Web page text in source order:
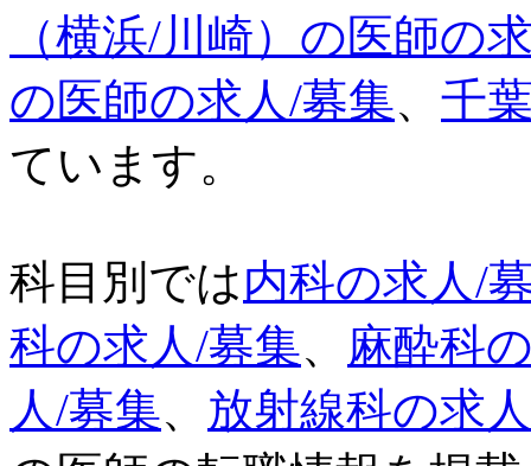
（横浜/川崎）の医師の
の医師の求人/募集、 千
ています。
科目別では内科の求人/
科の求人/募集、 麻酔科
人/募集、 放射線科の求